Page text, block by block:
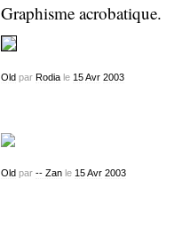
Graphisme acrobatique.
Oldpar Rodiale 15 Avr 2003
Oldpar -- Zanle 15 Avr 2003